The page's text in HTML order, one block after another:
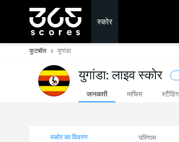
स्कोर
फुटबॉल युगांडा
युगांडा: लाइव स्कोर
जानकारी माचिस स्टैंडिंग
स्कोर का विवरण परिणाम